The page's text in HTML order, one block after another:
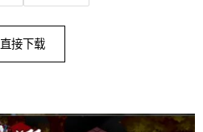
直接下载